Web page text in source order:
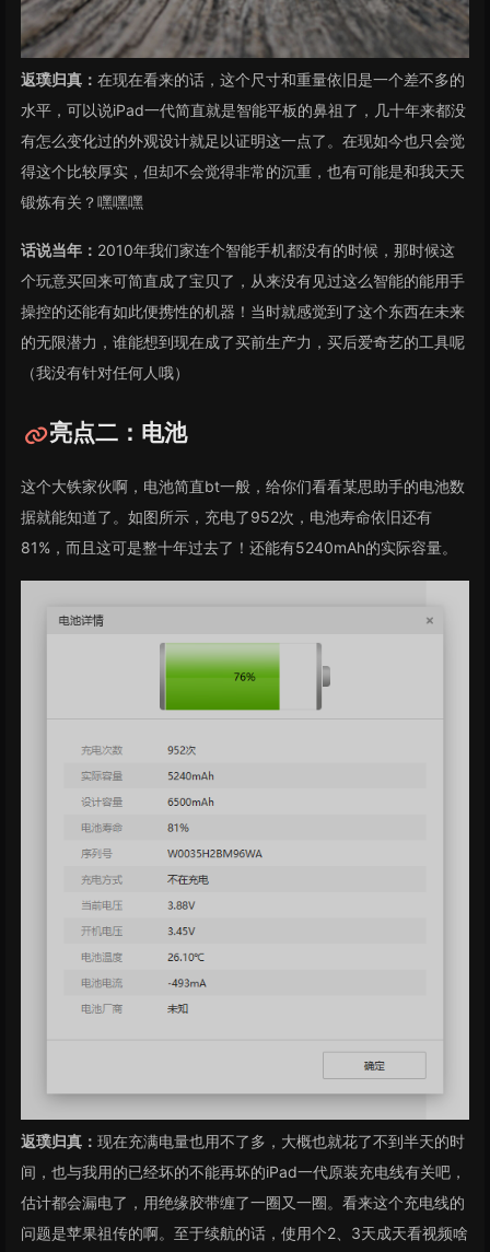
返璞归真： 在现在看来的话，这个尺寸和重量依旧是一个差不多的
水平，可以说iPad一代简直就是智能平板的鼻祖了，几十年来都没
有怎么变化过的外观设计就足以证明这一点了。在现如今也只会觉
得这个比较厚实，但却不会觉得非常的沉重，也有可能是和我天天
锻炼有关？嘿嘿嘿
话说当年： 2010年我们家连个智能手机都没有的时候，那时候这
个玩意买回来可简直成了宝贝了，从来没有见过这么智能的能用手
操控的还能有如此便携性的机器！当时就感觉到了这个东西在未来
的无限潜力，谁能想到现在成了买前生产力，买后爱奇艺的工具呢
（我没有针对任何人哦）
亮点二：电池
这个大铁家伙啊，电池简直bt一般，给你们看看某思助手的电池数
据就能知道了。如图所示，充电了952次，电池寿命依旧还有
81%，而且这可是整十年过去了！还能有5240mAh的实际容量。
返璞归真： 现在充满电量也用不了多，大概也就花了不到半天的时
间，也与我用的已经坏的不能再坏的iPad一代原装充电线有关吧，
估计都会漏电了，用绝缘胶带缠了一圈又一圈。看来这个充电线的
问题是苹果祖传的啊。至于续航的话，使用个2、3天成天看视频啥